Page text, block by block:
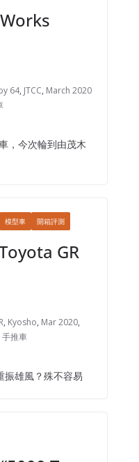
64, JTCC, March 2020
，今次輪到由茂木
模型車 開箱評測
GR
, Kyosho, Mar 2020,
手推車
振雄風？殊不容易